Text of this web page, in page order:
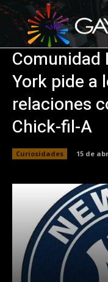
Comunidad
York pide a
relaciones
Chick-fil-A
Curiosidades 15 de